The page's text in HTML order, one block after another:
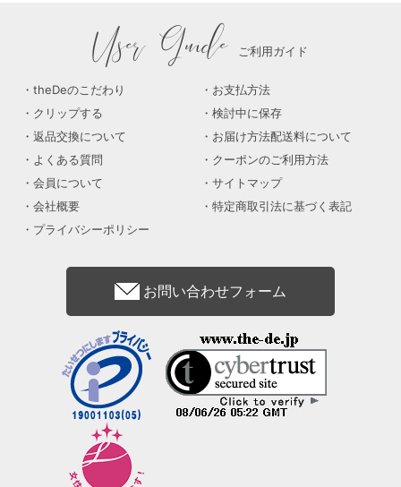
User Guide ご利用ガイド
theDeのこだわり
お支払方法
クリップする
検討中に保存
返品交換について
お届け方法配送料について
よくある質問
クーポンのご利用方法
会員について
サイトマップ
会社概要
特定商取引法に基づく表記
プライバシーポリシー
お問い合わせフォーム